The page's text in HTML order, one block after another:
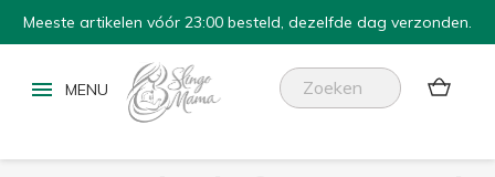
Meeste artikelen vóór 23:00 besteld, dezelfde dag verzonden.
